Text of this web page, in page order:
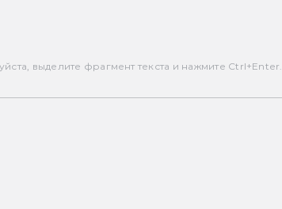
выделите фрагмент текста и нажмите Ctrl+Enter.